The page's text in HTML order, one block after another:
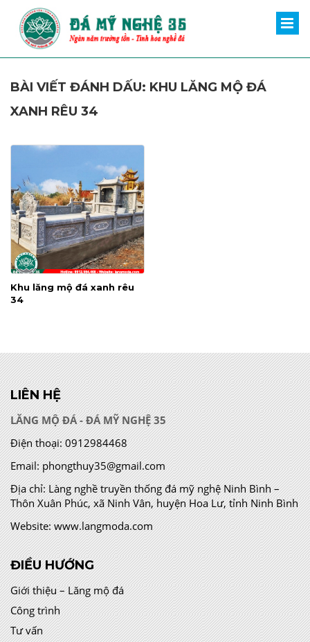
BÀI VIẾT ĐÁNH DẤU: KHU LĂNG MỘ ĐÁ
XANH RÊU 34
Khu lăng mộ đá xanh rêu
34
LIÊN HỆ
LĂNG MỘ ĐÁ - ĐÁ MỸ NGHỆ 35
Điện thoại: 0912984468
Email: phongthuy35@gmail.com
Địa chỉ:Làng nghề truyền thống đá mỹ nghệ Ninh Bình –
Thôn Xuân Phúc, xã Ninh Vân, huyện Hoa Lư, tỉnh Ninh Bình
Website: www.langmoda.com
ĐIỀU HƯỚNG
Giới thiệu – Lăng mộ đá
Công trình
Tư vấn